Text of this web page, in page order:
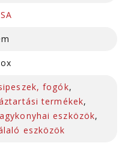
fogók,
termékek,
eszközök,
eszközök